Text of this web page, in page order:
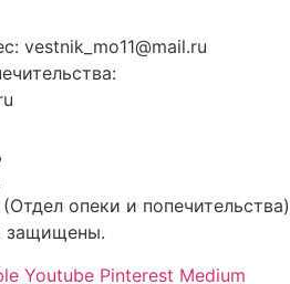
vestnik_mo11@mail.ru
опеки и попечительства)
защищены.
Youtube Pinterest Medium